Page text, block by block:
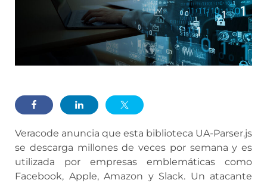
Veracode anuncia que esta biblioteca UA-Parser.js
se descarga millones de veces por semana y es
utilizada por empresas emblemáticas como
Facebook, Apple, Amazon y Slack. Un atacante